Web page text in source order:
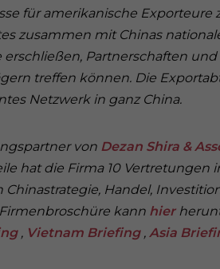
für amerikanische Exporteure
zusammen mit Chinas
erschließen, Partnerschaften
treffen können. Die
Netzwerk in ganz China.
von Dezan Shira &
hat die Firma 10 Vertretungen
Handel,
kann hier
, Vietnam Briefing, Asia